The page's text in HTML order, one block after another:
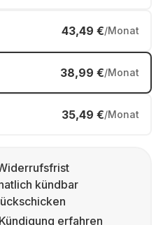
43,49 €/Monat
38,99 €/Monat
35,49 €/Monat
kündbar
erfahren